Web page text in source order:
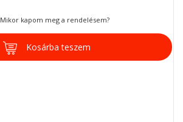
Mikor kapom meg a rendelésem?
Kosárba teszem